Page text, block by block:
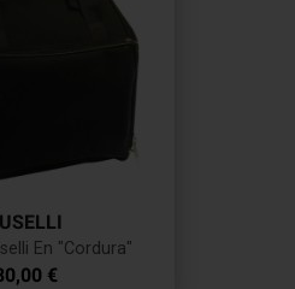
En "Cordura"
€